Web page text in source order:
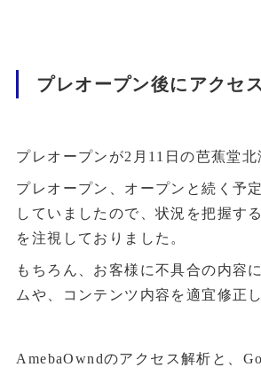
プレオープン後にアクセ
プレオープンが2月11日の芭蕉堂北
プレオープン、オープンと続く予
していましたので、状況を把握す
を注視しておりました。
もちろん、お客様に不具合の内容
ムや、コンテンツ内容を適宜修正
AmebaOwndのアクセス解析と、